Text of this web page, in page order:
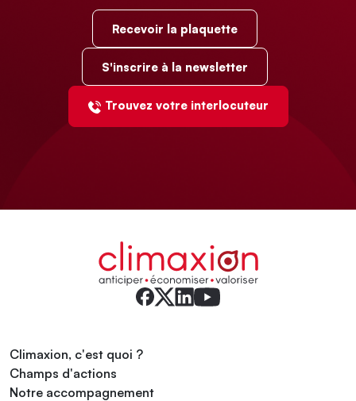
Recevoir la plaquette
S'inscrire à la newsletter
Trouvez votre interlocuteur
Climaxion, c'est quoi ?
Champs d'actions
Notre accompagnement